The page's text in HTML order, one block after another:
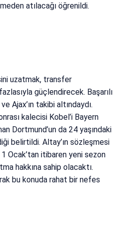
atılacağı öğrenildi.
uzatmak, transfer
güçlendirecek. Başarılı
Ajax’ın takibi altındaydı.
kalecisi Kobel’i Bayern
Dortmund’un da 24 yaşındaki
belirtildi. Altay’ın sözleşmesi
Ocak’tan itibaren yeni sezon
hakkına sahip olacaktı.
bu konuda rahat bir nefes